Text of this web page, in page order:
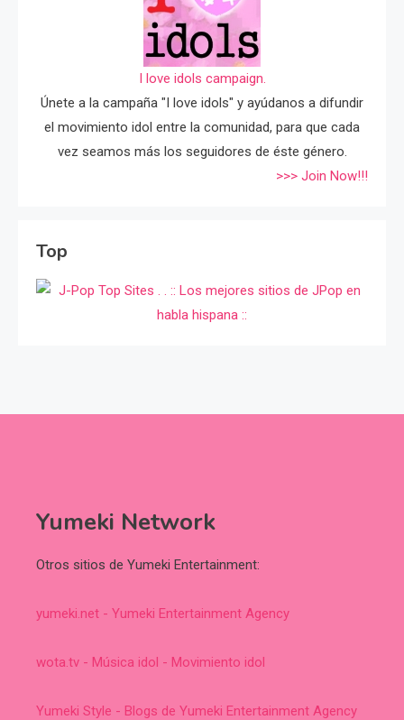
I love idols campaign.
Únete a la campaña "I love idols" y ayúdanos a difundir
el movimiento idol entre la comunidad, para que cada
vez seamos más los seguidores de éste género.
>>> Join Now!!!
Top
Yumeki Network
Otros sitios de Yumeki Entertainment:
yumeki.net - Yumeki Entertainment Agency
wota.tv - Música idol - Movimiento idol
Yumeki Style - Blogs de Yumeki Entertainment Agency